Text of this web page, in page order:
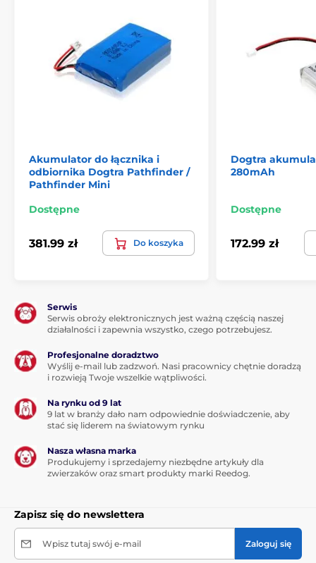
Akumulator do łącznika i
odbiornika Dogtra Pathfinder /
Pathfinder Mini
Dostępne
381.99 zł Do koszyka
Dogtra
280mAh
Dostępne
172.99 zł
Serwis
Serwis obroży elektronicznych jest ważną częścią naszej
działalności i zapewnia wszystko, czego potrzebujesz.
Profesjonalne doradztwo
Wyślij e-mail lub zadzwoń. Nasi pracownicy chętnie doradzą
i rozwieją Twoje wszelkie wątpliwości.
Na rynku od 9 lat
9 lat w branży dało nam odpowiednie doświadczenie, aby
stać się liderem na światowym rynku
Nasza własna marka
Produkujemy i sprzedajemy niezbędne artykuły dla
zwierzaków oraz smart produkty marki Reedog.
Zapisz się do newslettera
Wpisz tutaj swój e-mail Zaloguj się